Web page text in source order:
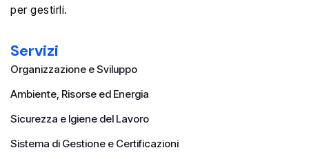
per gestirli.
Servizi
Organizzazione e Sviluppo
Ambiente, Risorse ed Energia
Sicurezza e Igiene del Lavoro
Sistema di Gestione e Certificazioni